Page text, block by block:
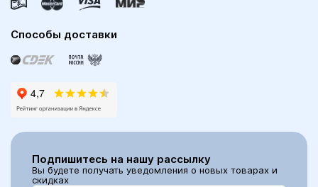
Способы доставки
Подпишитесь на нашу рассылку
Вы будете получать уведомления о новых товарах и
скидках